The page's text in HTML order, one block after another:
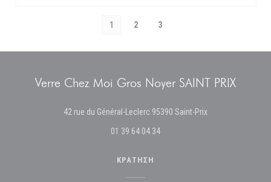
1 2 3
Verre Chez Moi Gros Noyer SAINT PRIX
42 rue du Général-Leclerc 95390 Saint-Prix((ανοίγει σε νέο
01 39 64 04 34
ΚΡΆΤΗΣΗ